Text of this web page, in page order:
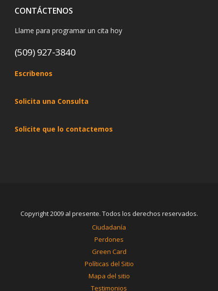
CONTÁCTENOS
Llame para programar un cita hoy
(509) 927-3840
Escribenos
Solicita una Consulta
Solicite que lo contactemos
Copyright 2009 al presente. Todos los derechos reservados.
Ciudadanía
Perdones
Green Card
Políticas del Sitio
Mapa del sitio
Testimonios